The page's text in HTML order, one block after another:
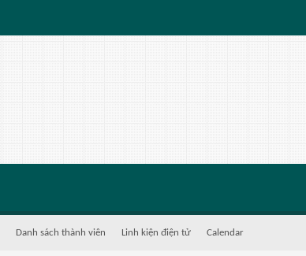
Danh sách thành viên Linh kiện điện tử Calendar